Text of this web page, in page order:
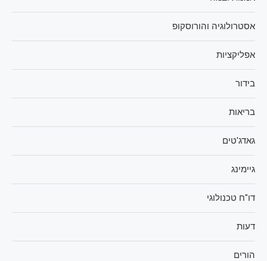
אסטרולוגיה והורוסקופ
אפליקציות
בידור
בריאות
גאדג'טים
גיימינג
דו"ח טכנולוגי
דעות
הורים